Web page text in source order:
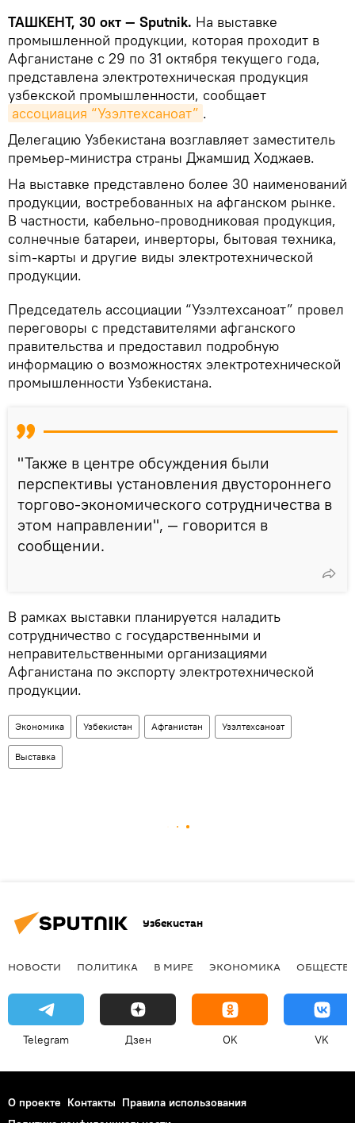
ТАШКЕНТ, 30 окт — Sputnik. На выставке
промышленной продукции, которая проходит в
Афганистане с 29 по 31 октября текущего года,
представлена электротехническая продукция
узбекской промышленности, сообщает
ассоциация “Узэлтехсаноат” .
Делегацию Узбекистана возглавляет заместитель
премьер-министра страны Джамшид Ходжаев.
На выставке представлено более 30 наименований
продукции, востребованных на афганском рынке.
В частности, кабельно-проводниковая продукция,
солнечные батареи, инверторы, бытовая техника,
sim-карты и другие виды электротехнической
продукции.
Председатель ассоциации “Узэлтехсаноат” провел
переговоры с представителями афганского
правительства и предоставил подробную
информацию о возможностях электротехнической
промышленности Узбекистана.
"Также в центре обсуждения были
перспективы установления двустороннего
торгово-экономического сотрудничества в
этом направлении", — говорится в
сообщении.
В рамках выставки планируется наладить
сотрудничество с государственными и
неправительственными организациями
Афганистана по экспорту электротехнической
продукции.
Экономика Узбекистан Афганистан Узэлтехсаноат
Выставка
Узбекистан
НОВОСТИ ПОЛИТИКА В МИРЕ ЭКОНОМИКА
Telegram Дзен OK VK
О проекте Контакты Правила использования